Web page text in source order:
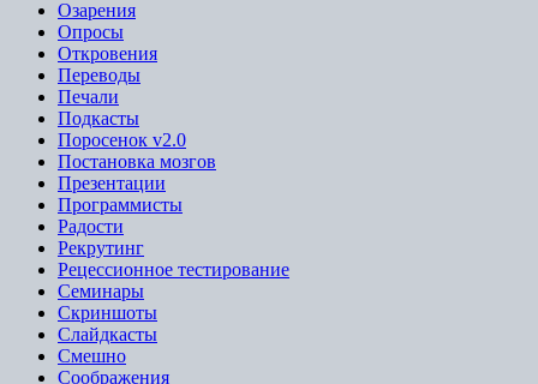
Озарения
Опросы
Откровения
Переводы
Печали
Подкасты
Поросенок v2.0
Постановка мозгов
Презентации
Программисты
Радости
Рекрутинг
Рецессионное тестирование
Семинары
Скриншоты
Слайдкасты
Смешно
Соображения